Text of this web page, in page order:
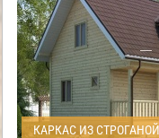
КАРКАС ИЗ